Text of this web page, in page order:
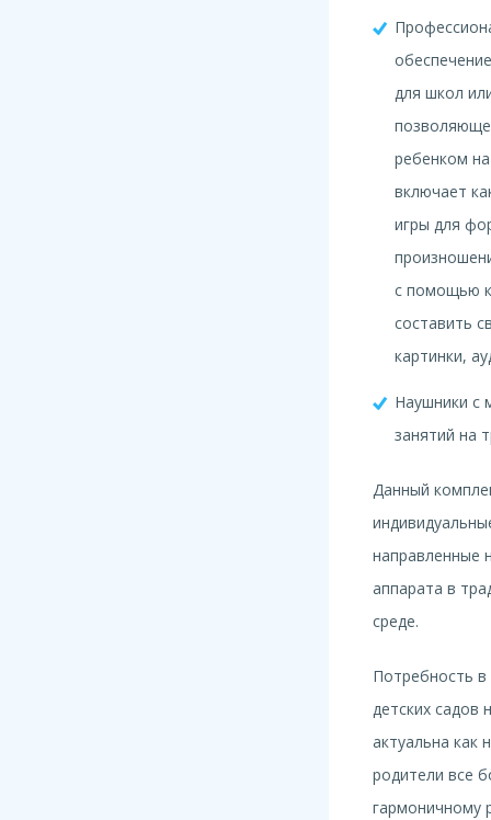
для школ
ребенком
включает
игры для
с помощью
составить
картинки,
Наушники с
занятий на
Данный
направленные
аппарата в
среде.
Потребность в
детских садов
актуальна как
родители все
гармоничному